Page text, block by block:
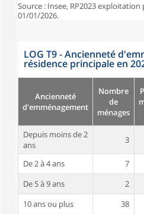
Source : Insee, RP2023
01/01/2026.
LOG T9 - Ancienneté
résidence principale en
Ancienneté
d'emménagement
Nombre
de
ménages
Depuis moins de 2
ans
3
De 2 à 4 ans 7
De 5 à 9 ans
2
10 ans ou plus
38